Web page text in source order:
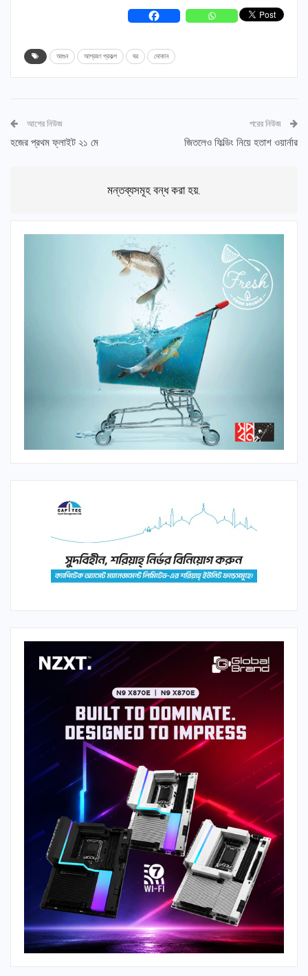
আগুন আশ্রয়ণ প্রকল্প ঘর দোকান
আগের নিউজ
হজের প্রথম ফ্লাইট ২১ মে
পরের নিউজ
জিতলেও ফিল্ডিং নিয়ে হতাশ ওয়ার্নার
মন্তব্যসমূহ বন্ধ করা হয়.